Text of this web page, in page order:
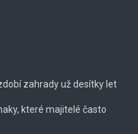
zahrady už desítky let
které majitelé často